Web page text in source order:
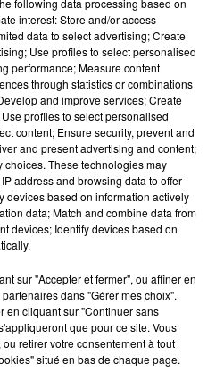
septembre
9h46
9h46
interest: Store and/or access
data to select advertising; Create
Use profiles to select personalised
performance; Measure content
through statistics or combinations
and improve services; Create
profiles to select personalised
content; Ensure security, prevent and
and present advertising and content;
These technologies may
address and browsing data to offer
devices based on information actively
data; Match and combine data from
devices; Identify devices based on
sur "Accepter et fermer", ou affiner en
dans "Gérer mes choix".
en cliquant sur "Continuer sans
que pour ce site. Vous
retirer votre consentement à tout
situé en bas de chaque page.